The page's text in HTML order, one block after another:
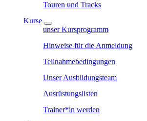
Touren und Tracks
Kurse
unser Kursprogramm
Hinweise für die Anmeldung
Teilnahmebedingungen
Unser Ausbildungsteam
Ausrüstungslisten
Trainer*in werden